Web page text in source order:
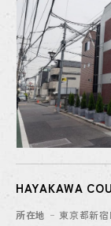
HAYAKAWA
所在地
東京都新宿